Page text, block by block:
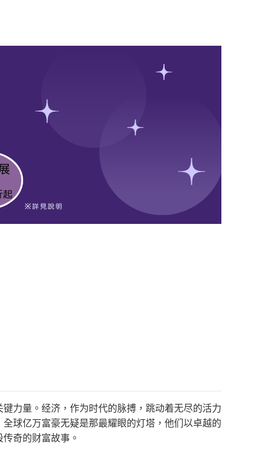
力量。经济，作为时代的脉搏，跳动着无尽的活力
球亿万富豪无疑是那最耀眼的灯塔，他们以卓越的
奇的财富故事。